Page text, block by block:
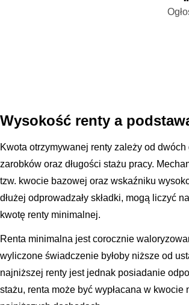
Wysokość renty a
Kwota otrzymywanej renty zależy od
zarobków oraz długości stażu pracy.
tzw. kwocie bazowej oraz wskaźniku
dłużej odprowadzały składki, mogą liczyć
kwotę renty minimalnej.
Renta minimalna jest corocznie
wyliczone świadczenie byłoby niższe od
najniższej renty jest jednak posiadanie
stażu, renta może być wypłacana w